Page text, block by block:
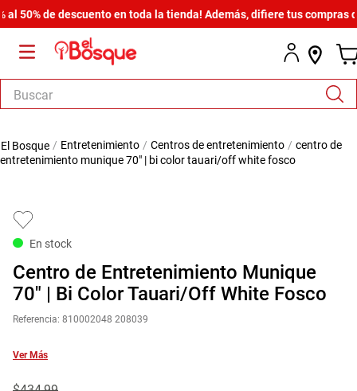
de descuento en toda la tienda! Además, difiere tus compras
Buscar
entretenimiento centros de entretenimiento
centro de
entretenimiento munique 70" | bi color tauari/off white fosco
En stock
Centro de Entretenimiento Munique
70" | Bi Color Tauari/Off White Fosco
Referencia: 810002048 208039
Ver Más
1.
salas
.
6.
cama
7.
armario lux